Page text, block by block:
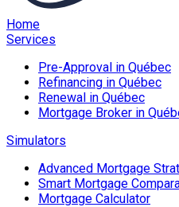
Home
Services
Pre-Approval in Québec
Refinancing in Québec
Renewal in Québec
Mortgage Broker in
Simulators
Advanced Mortgage
Smart Mortgage
Mortgage Calculator